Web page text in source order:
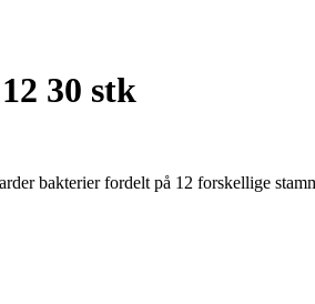
30 stk
bakterier fordelt på 12 forskellige